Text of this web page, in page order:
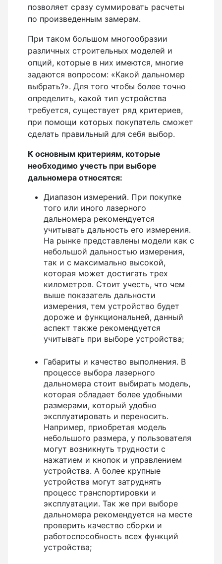
позволяет сразу суммировать расчеты
по произведенным замерам.
При таком большом многообразии
различных строительных моделей и
опций, которые в них имеются, многие
задаются вопросом: «Какой дальномер
выбрать?». Для того чтобы более точно
определить, какой тип устройства
требуется, существует ряд критериев,
при помощи которых покупатель сможет
сделать правильный для себя выбор.
К основным критериям, которые
необходимо учесть при выборе
дальномера относятся:
Диапазон измерений. При покупке
того или иного лазерного
дальномера рекомендуется
учитывать дальность его измерения.
На рынке представлены модели как с
небольшой дальностью измерения,
так и с максимально высокой,
которая может достигать трех
километров. Стоит учесть, что чем
выше показатель дальности
измерения, тем устройство будет
дороже и функциональней, данный
аспект также рекомендуется
учитывать при выборе устройства;
Габариты и качество выполнения. В
процессе выбора лазерного
дальномера стоит выбирать модель,
которая обладает более удобными
размерами, который удобно
эксплуатировать и переносить.
Например, приобретая модель
небольшого размера, у пользователя
могут возникнуть трудности с
нажатием и кнопок и управлением
устройства. А более крупные
устройства могут затруднять
процесс транспортировки и
эксплуатации. Так же при выборе
дальномера рекомендуется на месте
проверить качество сборки и
работоспособность всех функций
устройства;
Теодолиты электронные
Туристические навигаторы и компасы
Компас
Навигатор
Угломеры и уровни
Угломеры ADA — серии AngleRuler и AngleMeter для
точного измерения углов в Краснодаре
Уровни ADA — пузырьковые и электронные уровни
официального дилера ADA Instruments
Уровни AMO
Показать еще
Штативы
Аксессуары для штатива
Штанги телескопические
Штативы геодезичесие
Показать еще
Электроизмерительные приборы
Аксессуары электроизмерительных приборов
Детектор напряжения
Детектор проводки
Показать еще
Уцененные товары (Б/У) С ГАРАНТИЕЙ